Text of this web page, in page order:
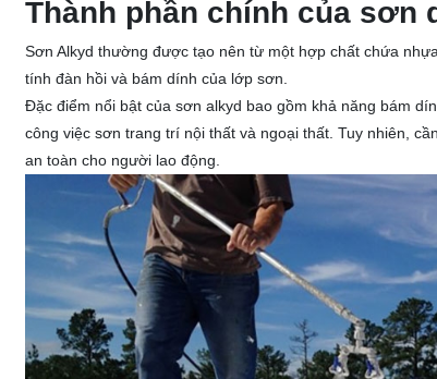
Thành phần chính của sơn
Sơn Alkyd thường được tạo nên từ một hợp chất chứa
tính đàn hồi và bám dính của lớp sơn.
Đặc điểm nổi bật của sơn alkyd bao gồm khả năng bám
công việc sơn trang trí nội thất và ngoại thất. Tuy nhiên,
an toàn cho người lao động.